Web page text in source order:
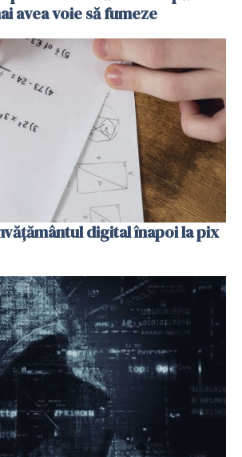
avea voie să fumeze
digital înapoi la pix